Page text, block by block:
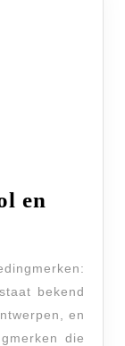
en
bekend
en
die